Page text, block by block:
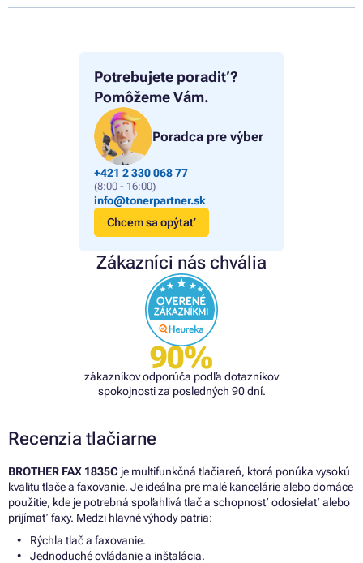
Potrebujete poradiť?
Pomôžeme Vám.
Poradca pre výber
+421 2 330 068 77
(8:00 - 16:00)
info@tonerpartner.sk
Chcem sa opýtať
Zákazníci nás chvália
90%
zákazníkov odporúča podľa dotazníkov
spokojnosti za posledných 90 dní.
Recenzia tlačiarne
BROTHER FAX 1835C je multifunkčná tlačiareň, ktorá ponúka vysokú
kvalitu tlače a faxovanie. Je ideálna pre malé kancelárie alebo domáce
použitie, kde je potrebná spoľahlivá tlač a schopnosť odosielať alebo
prijímať faxy. Medzi hlavné výhody patria:
Rýchla tlač a faxovanie.
Jednoduché ovládanie a inštalácia.